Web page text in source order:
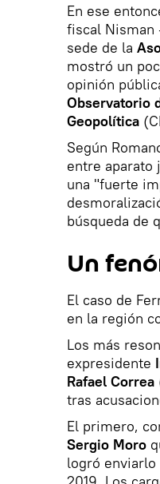
En ese
fiscal Nisman
sede de la
mostró un
opinión
Observatorio
Geopolítica
Según
entre aparato
una "fuerte
búsqueda de
Un
El caso de
en la región
Los más
expresidente
Rafael Correa
tras
El primero,
Sergio Moro
logró